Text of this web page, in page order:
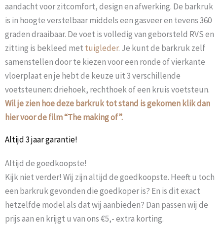
aandacht voor zitcomfort, design en afwerking. De barkruk
is in hoogte verstelbaar middels een gasveer en tevens 360
graden draaibaar. De voet is volledig van geborsteld RVS en
zitting is bekleed met tuigleder. Je kunt de barkruk zelf
samenstellen door te kiezen voor een ronde of vierkante
vloerplaat en je hebt de keuze uit 3 verschillende
voetsteunen: driehoek, rechthoek of een kruis voetsteun.
Wil je zien hoe deze barkruk tot stand is gekomen klik dan
hier voor de film “The making of”.
Altijd 3 jaar garantie!
Altijd de goedkoopste!
Kijk niet verder! Wij zijn altijd de goedkoopste. Heeft u toch
een barkruk gevonden die goedkoper is? En is dit exact
hetzelfde model als dat wij aanbieden? Dan passen wij de
prijs aan en krijgt u van ons €5,- extra korting.